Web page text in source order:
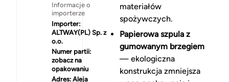
Informacje o
importerze
Importer:
ALTWAY(PL) Sp. z
o.o.
Numer partii:
zobacz na
opakowaniu
Adres: Aleja
materiałów
spożywczych.
Papierowa szpula z
gumowanym brzegiem
— ekologiczna
konstrukcja zmniejsza